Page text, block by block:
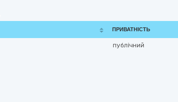
ПРИВАТНІСТЬ
публічний